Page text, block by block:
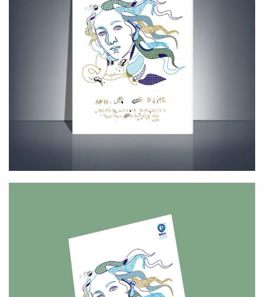
Cretoons Aphrodite Notebook –
Heritage Collection
€ 5.00
Cretoons Aphrodite Cardpostal –
Heritage Collection